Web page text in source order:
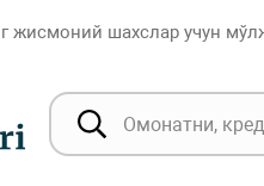
жисмоний шахслар учун